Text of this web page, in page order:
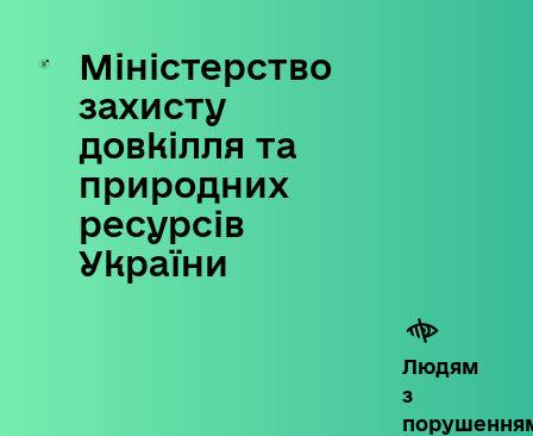
Skip
content
Міністерство
захисту
довкілля та
природних
ресурсів
України
Людям
з